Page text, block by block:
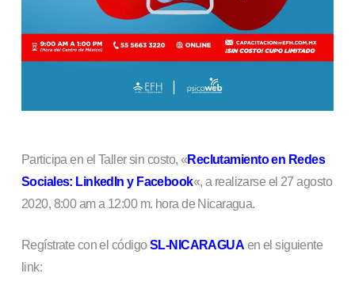
Participa en el Taller sin costo, «Reclutamiento en Redes
Sociales: LinkedIn y Facebook«, a realizarse el 27 agosto
2020, 8:00 am a 12:00 m. hora de Nicaragua.
Regístrate con el códigoSL-NICARAGUA en el siguiente
link: